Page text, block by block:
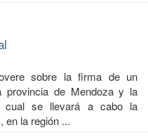
sobre la firma de un
provincia de Mendoza y la
cual se llevará a cabo la
en la región ...